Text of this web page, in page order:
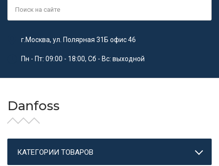
г.Москва, ул. Полярная 31Б офис 46
Пн - Пт: 09:00 - 18:00, Сб - Вс: выходной
Danfoss
КАТЕГОРИИ ТОВАРОВ